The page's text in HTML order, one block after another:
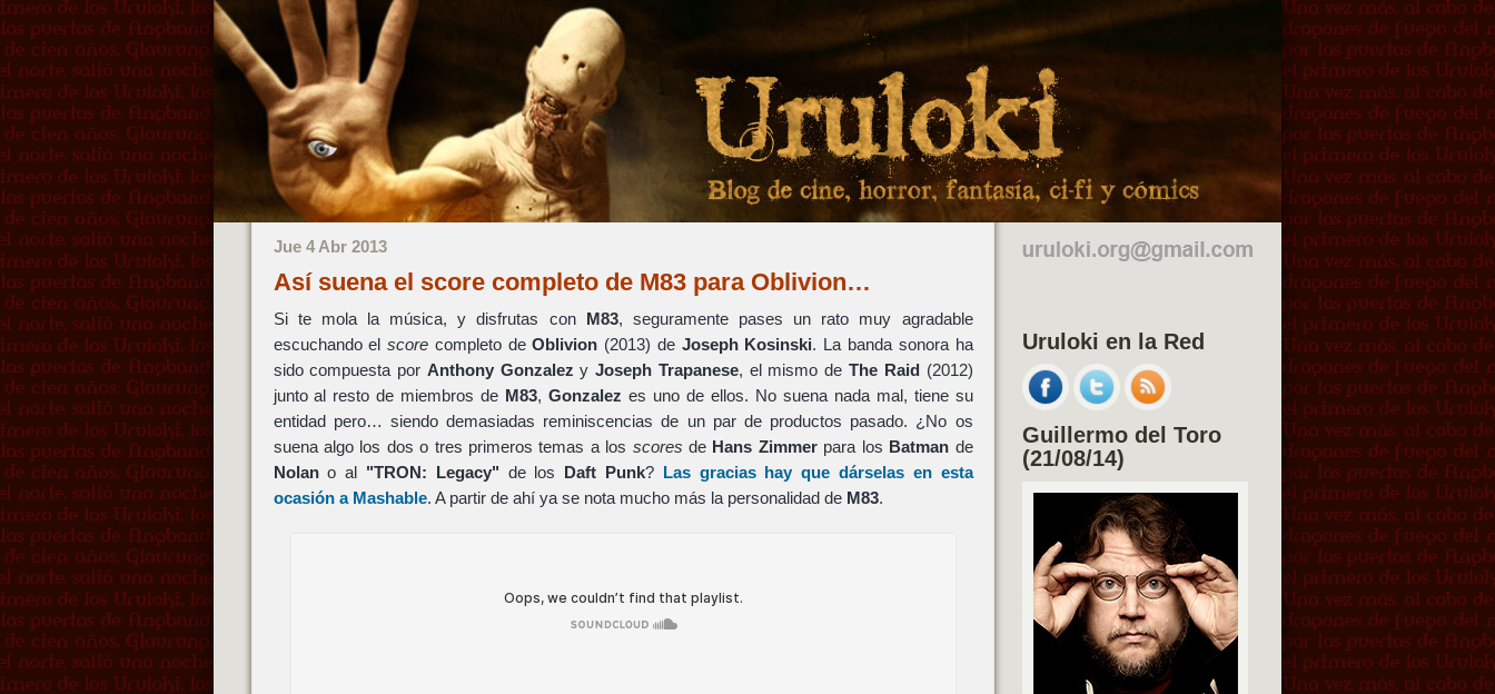
Jue 4 Abr 2013
Así suena el score completo de M83 para Oblivion…
Si te mola la música, y disfrutas con M83, seguramente pases un rato muy agradable
escuchando elscore completo deOblivion (2013) de Joseph Kosinski. La banda sonora ha
sido compuesta por Anthony Gonzalez yJoseph Trapanese, el mismo deThe Raid(2012)
junto al resto de miembros de M83,Gonzalez es uno de ellos. No suena nada mal, tiene su
entidad pero… siendo demasiadas reminiscencias de un par de productos pasado. ¿No os
suena algo los dos o tres primeros temas a los scores de Hans Zimmerpara los Batman de
Nolano al "TRON: Legacy" de los Daft Punk? Las gracias hay que dárselas en esta
ocasión a Mashable. A partir de ahí ya se nota mucho más la personalidad de M83.
Uruloki en la Red
Guillermo del Toro
(21/08/14)